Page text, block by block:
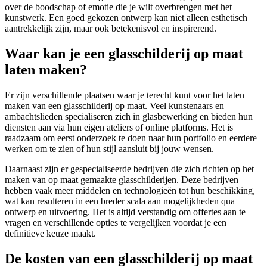
over de boodschap of emotie die je wilt overbrengen met het
kunstwerk. Een goed gekozen ontwerp kan niet alleen esthetisch
aantrekkelijk zijn, maar ook betekenisvol en inspirerend.
Waar kan je een glasschilderij op maat
laten maken?
Er zijn verschillende plaatsen waar je terecht kunt voor het laten
maken van een glasschilderij op maat. Veel kunstenaars en
ambachtslieden specialiseren zich in glasbewerking en bieden hun
diensten aan via hun eigen ateliers of online platforms. Het is
raadzaam om eerst onderzoek te doen naar hun portfolio en eerdere
werken om te zien of hun stijl aansluit bij jouw wensen.
Daarnaast zijn er gespecialiseerde bedrijven die zich richten op het
maken van op maat gemaakte glasschilderijen. Deze bedrijven
hebben vaak meer middelen en technologieën tot hun beschikking,
wat kan resulteren in een breder scala aan mogelijkheden qua
ontwerp en uitvoering. Het is altijd verstandig om offertes aan te
vragen en verschillende opties te vergelijken voordat je een
definitieve keuze maakt.
De kosten van een glasschilderij op maat